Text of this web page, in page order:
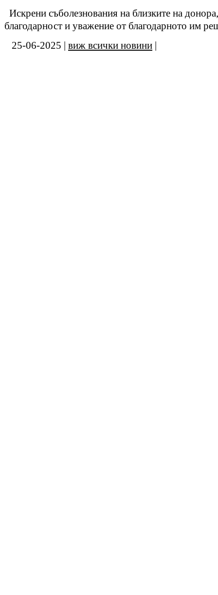
Искрени съболезнования на близките на
благодарност и уважение от благодарното им
25-06-2025 | виж всички новини |